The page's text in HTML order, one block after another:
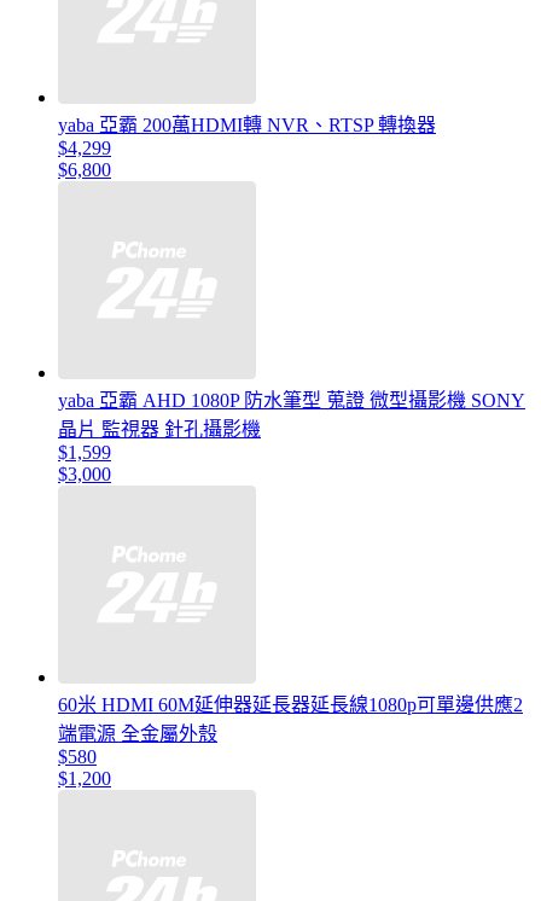
yaba 亞霸 200萬HDMI轉 NVR、RTSP 轉換器
$4,299
$6,800
yaba 亞霸 AHD 1080P 防水筆型 蒐證 微型攝影機 SONY
晶片 監視器 針孔攝影機
$1,599
$3,000
60米 HDMI 60M延伸器延長器延長線1080p可單邊供應2
端電源 全金屬外殼
$580
$1,200